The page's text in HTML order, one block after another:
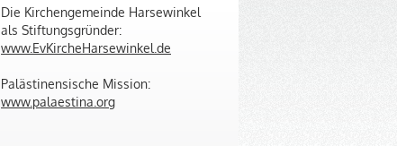
Die Kirchengemeinde Harsewinkel
als Stiftungsgründer:
www.EvKircheHarsewinkel.de
Palästinensische Mission:
www.palaestina.org